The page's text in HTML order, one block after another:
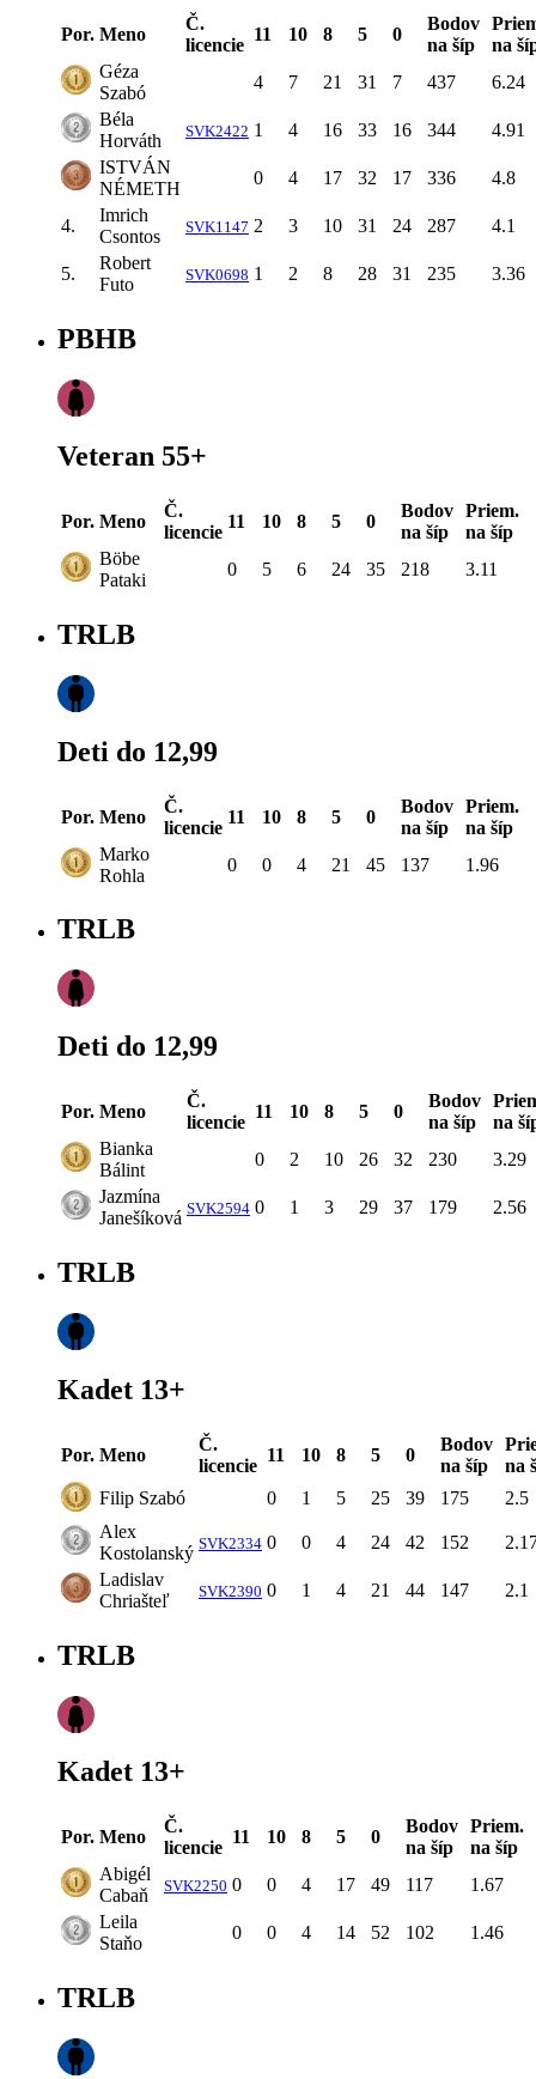
Por. Meno
Č.
licencie
11 10 8 5 0
Bodov
na šíp
na
Géza
Szabó
4 7 21 31 7 437
6.24
Béla
Horváth
SVK2422 1 4 16 33 16 344
4.91
ISTVÁN
NÉMETH
0 4 17 32 17 336 4.8
4.
Imrich
Csontos
SVK1147 2 3 10 31 24 287 4.1
5.
Robert
Futo
SVK0698 1 2 8 28 31 235 3.36
PBHB
Veteran 55+
Por. Meno
Č.
licencie
11 10 8 5 0
Bodov
na šíp
Priem.
na šíp
Böbe
Pataki
0 5 6 24 35 218 3.11
TRLB
Deti do 12,99
Por. Meno
Č.
licencie
11 10 8 5 0
Bodov
na šíp
Priem.
na šíp
Marko
Rohla
0 0 4 21 45 137 1.96
TRLB
Deti do 12,99
Por. Meno
Č.
licencie
11 10 8 5 0
Bodov
na šíp
na
Bianka
Bálint
0 2 10 26 32 230
3.29
Jazmína
Janešíková SVK2594 0 1 3 29 37 179 2.56
TRLB
Kadet 13+
Por. Meno
Č.
licencie
11 10 8 5 0
Bodov
na šíp
na
Filip Szabó
0 1 5 25 39 175
2.5
Alex
Kostolanský SVK2334 0 0 4 24 42 152
Ladislav
Chriašteľ
SVK2390 0 1 4 21 44 147 2.1
TRLB
Kadet 13+
Por. Meno
Č.
licencie
11 10 8 5 0
Bodov
na šíp
Priem.
na šíp
Abigél
Cabaň
SVK2250 0 0 4 17 49 117
1.67
Leila
Staňo
0 0 4 14 52 102 1.46
TRLB